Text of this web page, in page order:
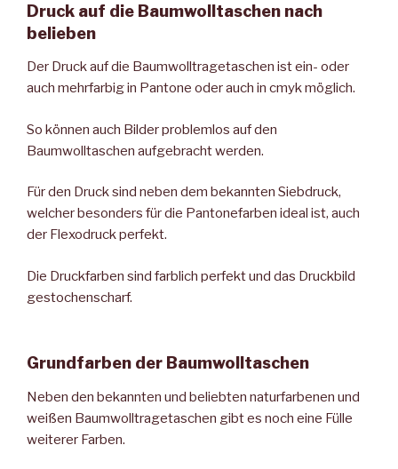
Druck auf die Baumwolltaschen nach
belieben
Der Druck auf die Baumwolltragetaschen ist ein- oder
auch mehrfarbig in Pantone oder auch in cmyk möglich.
So können auch Bilder problemlos auf den
Baumwolltaschen aufgebracht werden.
Für den Druck sind neben dem bekannten Siebdruck,
welcher besonders für die Pantonefarben ideal ist, auch
der Flexodruck perfekt.
Die Druckfarben sind farblich perfekt und das Druckbild
gestochenscharf.
Grundfarben der Baumwolltaschen
Neben den bekannten und beliebten naturfarbenen und
weißen Baumwolltragetaschen gibt es noch eine Fülle
weiterer Farben.